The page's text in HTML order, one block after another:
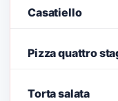
Casatiello
Pizza quattro
Torta salata